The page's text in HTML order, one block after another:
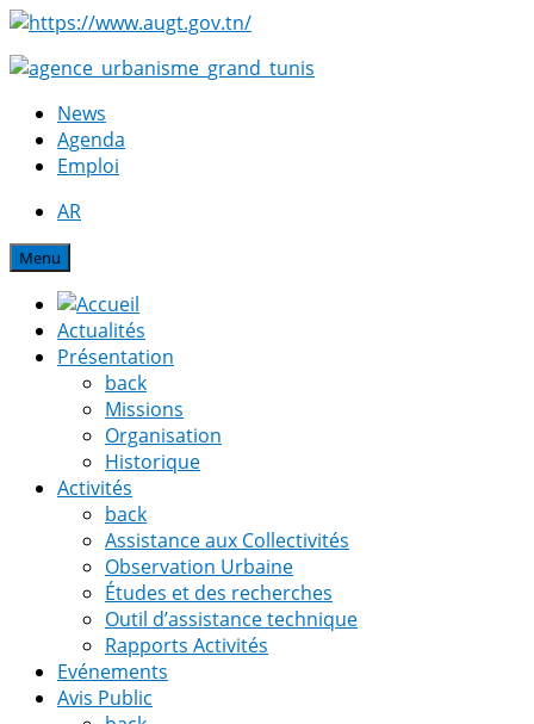
News
Agenda
Emploi
AR
Menu
Actualités
Présentation
back
Missions
Organisation
Historique
Activités
back
Assistance aux Collectivités
Observation Urbaine
Études et des recherches
Outil d’assistance technique
Rapports Activités
Evénements
Avis Public